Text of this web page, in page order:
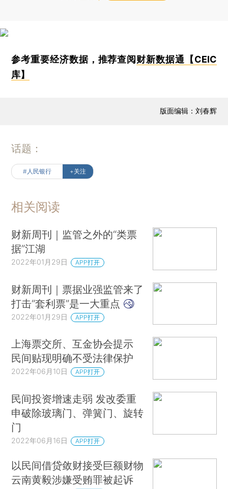
参考重要经济数据，推荐查阅财新数据通【CEIC
库】
版面编辑：刘春辉
话题：
#人民银行 +关注
相关阅读
财新周刊｜监管之外的“类票
据”江湖
2022年01月29日 APP打开
财新周刊｜票据业强监管来了
打击“套利票”是一大重点
2022年01月29日 APP打开
上海票交所、互金协会提示
民间贴现明确不受法律保护
2022年06月10日 APP打开
民间投资增速走弱 发改委重
申破除玻璃门、弹簧门、旋转
门
2022年06月16日 APP打开
以民间借贷敛财接受巨额财物
云南黄毅涉嫌受贿罪被起诉